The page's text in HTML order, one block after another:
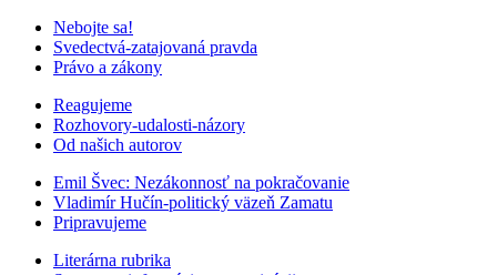
Nebojte sa!
Svedectvá-zatajovaná pravda
Právo a zákony
Reagujeme
Rozhovory-udalosti-názory
Od našich autorov
Emil Švec: Nezákonnosť na pokračovanie
Vladimír Hučín-politický väzeň Zamatu
Pripravujeme
Literárna rubrika